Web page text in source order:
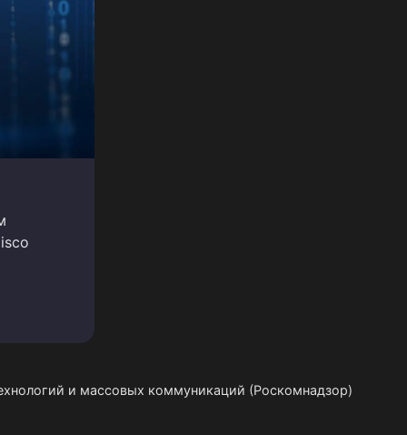
и массовых коммуникаций (Роскомнадзор)